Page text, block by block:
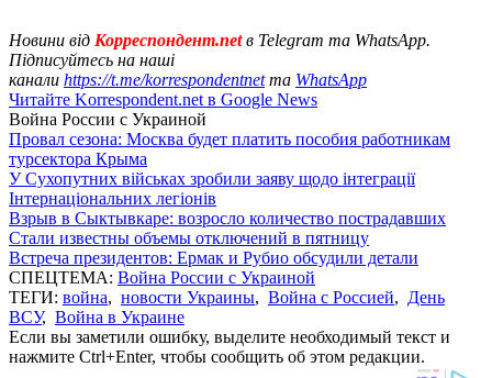
Новини від Корреспондент.netв Telegram та WhatsApp.
Підписуйтесь на наші
канали https://t.me/korrespondentnetта WhatsApp
Читайте Korrespondent.net в Google News
Война России с Украиной
Провал сезона: Москва будет платить пособия работникам
турсектора Крыма
У Сухопутних військах зробили заяву щодо інтеграції
Інтернаціональних легіонів
Взрыв в Сыктывкаре: возросло количество пострадавших
Стали известны объемы отключений в пятницу
Встреча президентов: Ермак и Рубио обсудили детали
СПЕЦТЕМА: Война России с Украиной
ТЕГИ: война, новости Украины, Война с Россией, День
ВСУ, Война в Украине
Если вы заметили ошибку, выделите необходимый текст и
нажмите Ctrl+Enter, чтобы сообщить об этом редакции.